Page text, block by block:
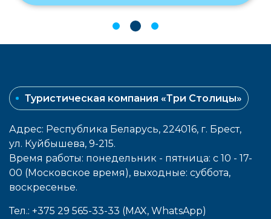
Туристическая компания «Три Столицы»
Адрес: Республика Беларусь, 224016, г. Брест,
ул. Куйбышева, 9-215.
Время работы: понедельник - пятница: с 10 - 17-
00 (Московское время), выходные: cуббота,
воcкресенье.
Тел.: +375 29 565-33-33 (MAX, WhatsApp)